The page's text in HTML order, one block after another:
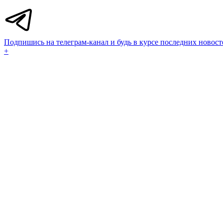
Подпишись на телеграм-канал и будь в курсе последних
+